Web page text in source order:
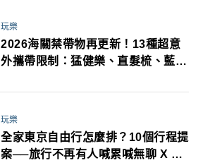
玩樂
2026海關禁帶物再更新！13種超意
外攜帶限制：猛健樂、直髮梳、藍牙
萬！注意事項一次看！
玩樂
全家東京自由行怎麼排？10個行程提
案──旅行不再有人喊累喊無聊 X 爸